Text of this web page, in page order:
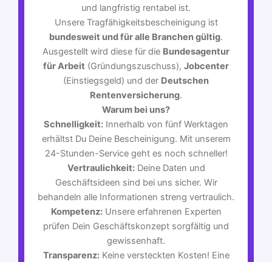
und langfristig rentabel ist.
Unsere Tragfähigkeitsbescheinigung ist
bundesweit und für alle Branchen gültig.
Ausgestellt wird diese für die Bundesagentur
für Arbeit (Gründungszuschuss), Jobcenter
(Einstiegsgeld) und der Deutschen
Rentenversicherung.
Warum bei uns?
Schnelligkeit: Innerhalb von fünf Werktagen
erhältst Du Deine Bescheinigung. Mit unserem
24-Stunden-Service geht es noch schneller!
Vertraulichkeit:Deine Daten und
Geschäftsideen sind bei uns sicher. Wir
behandeln alle Informationen streng vertraulich.
Kompetenz:Unsere erfahrenen Experten
prüfen Dein Geschäftskonzept sorgfältig und
gewissenhaft.
Transparenz:Keine versteckten Kosten! Eine